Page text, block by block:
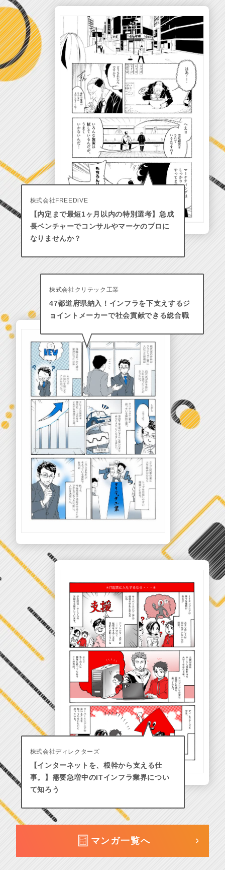
株式会社FREEDiVE
【内定まで最短1ヶ月以内の特別選考】急成
長ベンチャーでコンサルやマーケのプロに
なりませんか？
株式会社クリテック工業
47都道府県納入！インフラを下支えするジ
ョイントメーカーで社会貢献できる総合職
株式会社ディレクターズ
【インターネットを、根幹から支える仕
事。】需要急増中のITインフラ業界につい
て知ろう
マンガ一覧へ